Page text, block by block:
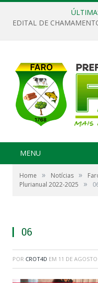
MENU
Home » Notícias »
Plurianual 2022-2025
»
06
POR CROT4D EM 11 DE